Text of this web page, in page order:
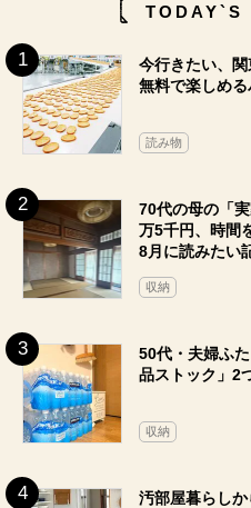
TODAY`S
今行きたい、関
無料で楽しめ
読み物
70代の母の「
万5千円、時間
8月に読みたい
収納
50代・夫婦ふ
品ストック」2
収納
汚部屋暮らし